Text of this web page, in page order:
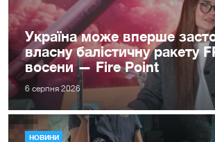
Україна може вперше
власну балістичну ракету
восени — Fire Point
6 серпня 2026
НОВИНИ